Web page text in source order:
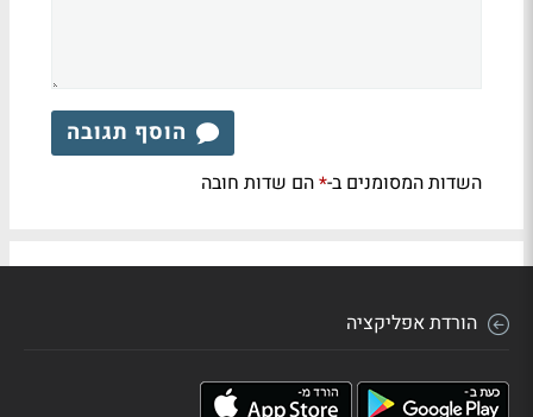
הוסף תגובה
השדות המסומנים ב-*הם שדות חובה
הורדת אפליקציה